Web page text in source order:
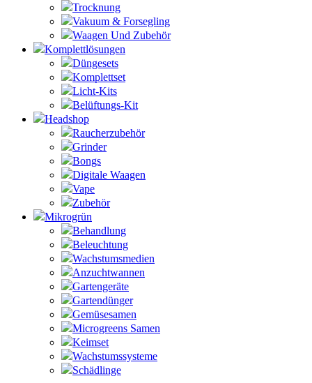
Trocknung
Vakuum & Forsegling
Waagen Und Zubehör
Komplettlösungen
Düngesets
Komplettset
Licht-Kits
Belüftungs-Kit
Headshop
Raucherzubehör
Grinder
Bongs
Digitale Waagen
Vape
Zubehör
Mikrogrün
Behandlung
Beleuchtung
Wachstumsmedien
Anzuchtwannen
Gartengeräte
Gartendünger
Gemüsesamen
Microgreens Samen
Keimset
Wachstumssysteme
Schädlinge